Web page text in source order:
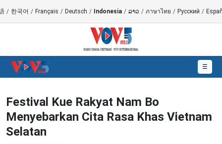
/ 한국어 / Français / Deutsch / Indonesia / ລາວ / ภาษาไทย / Русский /
☰
Festival Kue Rakyat Nam Bo
Menyebarkan Cita Rasa Khas Vietnam
Selatan